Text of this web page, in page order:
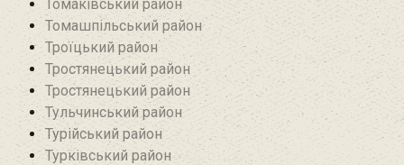
Томаківський район
Томашпільський район
Троїцький район‎
Тростянецький район
Тростянецький район
Тульчинський район
Турійський район
Турківський район